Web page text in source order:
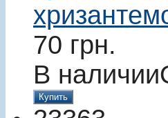
70 грн.
В наличии
Купить